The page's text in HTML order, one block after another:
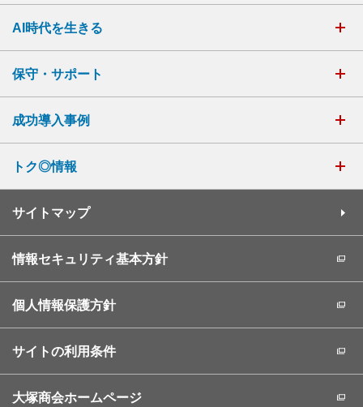
AI時代を生きる
保守・サポート
成功導入事例
トク◎情報
サイトマップ
情報セキュリティ基本方針
個人情報保護方針
サイトの利用条件
大塚商会ホームページ